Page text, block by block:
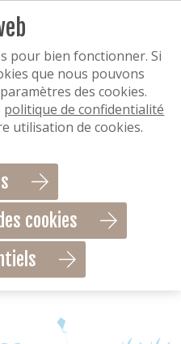
le plus grand soin. Il
ne pouvons pas vous
jour. Notre responsabilité
ce qui est du contenu de
de leur utilisation.
sur ce site ne
communiquées à titre
contractuel ou
à tout moment être
pour bien fonctionner. Si
que nous pouvons
des cookies.
politique de confidentialité
utilisation de cookies.
cookies